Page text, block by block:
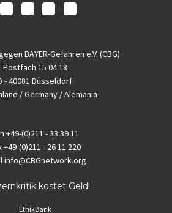
BAYER-Gefahren e.V. (CBG)
Postfach 15 04 18
- 40081 Düsseldorf
/ Germany / Alemania
+49-(0)211 - 33 39 11
+49-(0)211 - 26 11 220
info@CBGnetwork.org
kostet Geld!
EthikBank